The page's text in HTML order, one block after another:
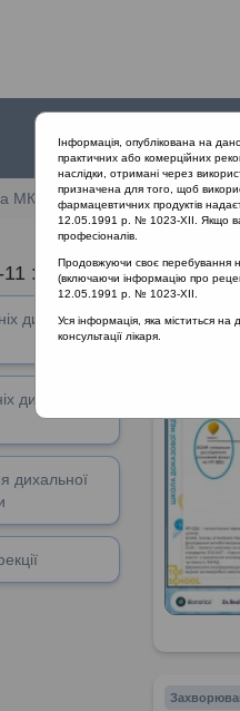
документи
МКХ-11 12 Хвороби органів
:: 12 Хвороби органів
дихальних
дихальних
дихальної
Інформація, опублікована на
практичних або комерційних
наслідки, отримані через
призначена для того, щоб
фармацевтичних продуктів
12.05.1991 р. № 1023-XII. Якщо вам
професіоналів.
Продовжуючи своє перебування
(включаючи інформацію про
12.05.1991 р. № 1023-XII.
Уся інформація, яка міститься
консультації лікаря.